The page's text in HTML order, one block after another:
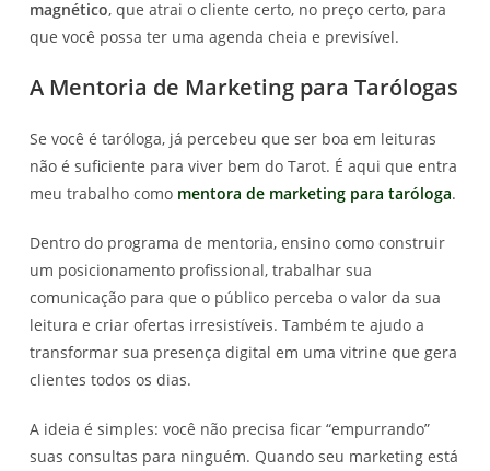
magnético, que atrai o cliente certo, no preço certo, para
que você possa ter uma agenda cheia e previsível.
A Mentoria de Marketing para Tarólogas
Se você é taróloga, já percebeu que ser boa em leituras
não é suficiente para viver bem do Tarot. É aqui que entra
meu trabalho como mentora de marketing para taróloga.
Dentro do programa de mentoria, ensino como construir
um posicionamento profissional, trabalhar sua
comunicação para que o público perceba o valor da sua
leitura e criar ofertas irresistíveis. Também te ajudo a
transformar sua presença digital em uma vitrine que gera
clientes todos os dias.
A ideia é simples: você não precisa ficar “empurrando”
suas consultas para ninguém. Quando seu marketing está